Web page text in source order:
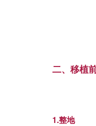
二、移植
1.整地